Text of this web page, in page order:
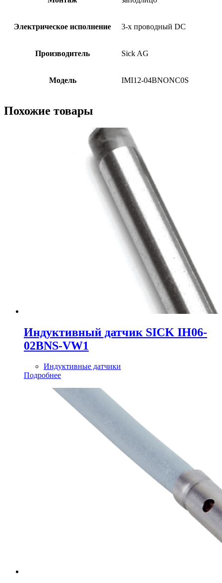
Электрическое исполнение 3-х проводный DC
Производитель Sick AG
Модель IMI12-04BNONC0S
Похожие товары
Индуктивный датчик SICK IH06-
02BNS-VW1
Индуктивные датчики
Подробнее